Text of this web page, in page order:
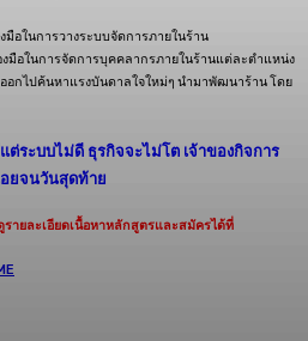
มือในการวางระบบจัดการภายในร้าน
มือในการจัดการบุคคลากรภายในร้านแต่ละตำแหน่ง
อกไปค้นหาแรงบันดาลใจใหม่ๆ นำมาพัฒนาร้าน โดย
ระบบไม่ดี ธุรกิจจะไม่โต เจ้าของกิจการ
ยจนวันสุดท้าย
รายละเอียดเนื้อหาหลักสูตรและสมัครได้ที่